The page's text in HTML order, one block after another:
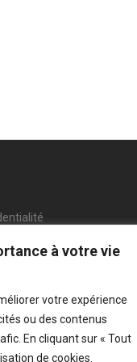
à votre vie
votre expérience
ou des contenus
En cliquant sur « Tout
de cookies.